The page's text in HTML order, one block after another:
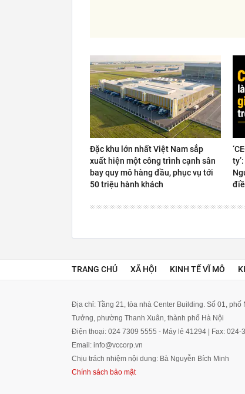
Đặc khu lớn nhất Việt Nam sắp
xuất hiện một công trình cạnh sân
bay quy mô hàng đầu, phục vụ tới
50 triệu hành khách
TRANG CHỦ XÃ HỘI KINH TẾ VĨ MÔ
Địa chỉ: Tầng 21, tòa nhà Center Building. Số 01, phố
Tưởng, phường Thanh Xuân, thành phố Hà Nội
Điện thoại: 024 7309 5555 - Máy lẻ 41294 | Fax: 024-
Email: info@vccorp.vn
Chịu trách nhiệm nội dung: Bà Nguyễn Bích Minh
Chính sách bảo mật